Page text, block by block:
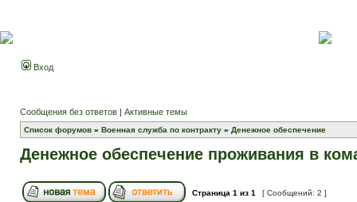
Вход
Сообщения без ответов | Активные темы
Список форумов » Военная служба по контракту » Денежное обеспечение
Денежное обеспечение проживания в
Страница 1 из 1 [ Сообщений: 2 ]